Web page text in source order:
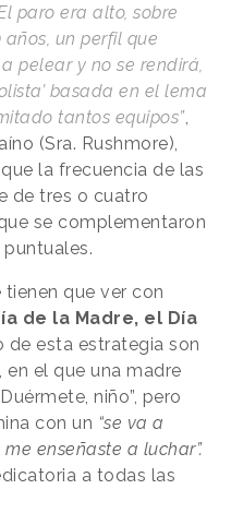
paro era alto, sobre
un perfil que
pelear y no se rendirá,
basada en el lema
tantos equipos”
(Sra. Rushmore),
la frecuencia de las
de tres o cuatro
se complementaron
que ver con
de la Madre, el Día
de esta estrategia son
el que una madre
niño”, pero
con un “se va a
me enseñaste a luchar”.
a todas las